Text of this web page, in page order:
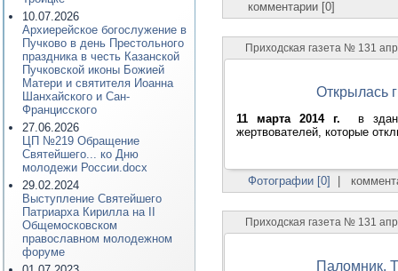
10.07.2026
Архиерейское богослужение в
Пучково в день Престольного
праздника в честь Казанской
Пучковской иконы Божией
Матери и святителя Иоанна
Шанхайского и Сан-
Францисского
27.06.2026
ЦП №219 Обращение
Святейшего... ко Дню
молодежи России.docx
29.02.2024
Выступление Святейшего
Патриарха Кирилла на II
Общемосковском
православном молодежном
форуме
комментарии [0]
Приходская газета № 131
Открылась
11 марта 2014 г. в
жертвователей, которые
Фотографии [0]
Приходская газета № 131
Паломник.